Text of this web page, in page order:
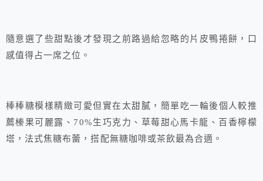
隨意選了些甜點後才發現之前路過給忽略的片皮鴨捲餅，口
感值得占一席之位。
棒棒糖模樣精緻可愛但實在太甜膩，簡單吃一輪後個人較推
薦榛果可麗露、70%生巧克力、草莓甜心馬卡龍、百香檸檬
塔，法式焦糖布蕾，搭配無糖咖啡或茶飲最為合適。